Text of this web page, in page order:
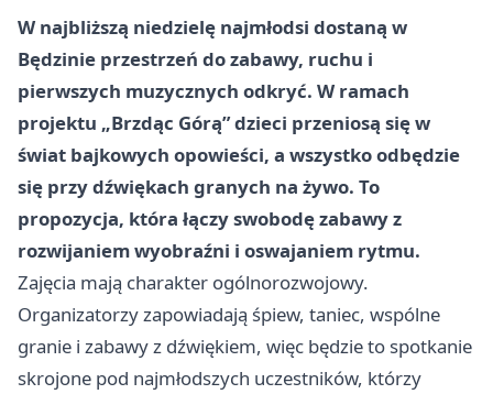
W najbliższą niedzielę najmłodsi dostaną w
Będzinie przestrzeń do zabawy, ruchu i
pierwszych muzycznych odkryć. W ramach
projektu „Brzdąc Górą” dzieci przeniosą się w
świat bajkowych opowieści, a wszystko odbędzie
się przy dźwiękach granych na żywo. To
propozycja, która łączy swobodę zabawy z
rozwijaniem wyobraźni i oswajaniem rytmu.
Zajęcia mają charakter ogólnorozwojowy.
Organizatorzy zapowiadają śpiew, taniec, wspólne
granie i zabawy z dźwiękiem, więc będzie to spotkanie
skrojone pod najmłodszych uczestników, którzy